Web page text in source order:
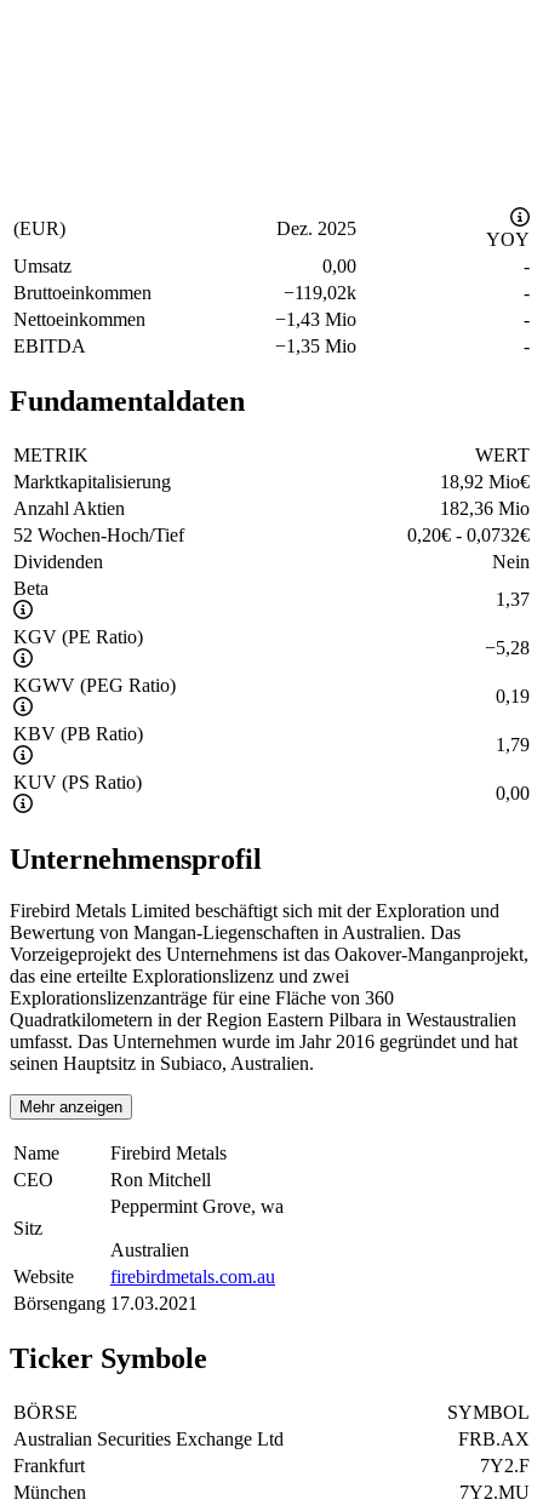
(EUR) Dez. 2025
YOY
Umsatz
0,00
-
Bruttoeinkommen
−119,02k
-
Nettoeinkommen
−1,43 Mio
-
EBITDA
−1,35 Mio -
Fundamentaldaten
METRIK
WERT
Marktkapitalisierung
18,92 Mio€
Anzahl Aktien
182,36 Mio
52 Wochen-Hoch/Tief
0,20€ - 0,0732€
Dividenden
Nein
Beta
1,37
KGV (PE Ratio)
−5,28
KGWV (PEG Ratio)
0,19
KBV (PB Ratio)
1,79
KUV (PS Ratio)
0,00
Unternehmensprofil
Firebird Metals Limited beschäftigt sich mit der Exploration und
Bewertung von Mangan-Liegenschaften in Australien. Das
Vorzeigeprojekt des Unternehmens ist das Oakover-Manganprojekt,
das eine erteilte Explorationslizenz und zwei
Explorationslizenzanträge für eine Fläche von 360
Quadratkilometern in der Region Eastern Pilbara in Westaustralien
umfasst. Das Unternehmen wurde im Jahr 2016 gegründet und hat
seinen Hauptsitz in Subiaco, Australien.
Mehr anzeigen
Name
Firebird Metals
CEO
Ron Mitchell
Sitz
Peppermint Grove, wa
Australien
Website
firebirdmetals.com.au
Börsengang 17.03.2021
Ticker Symbole
BÖRSE
SYMBOL
Australian Securities Exchange Ltd
FRB.AX
Frankfurt
7Y2.F
München
7Y2.MU